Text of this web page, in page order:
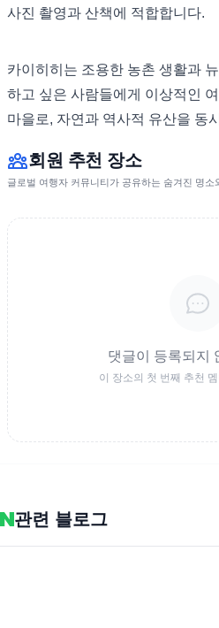
사진 촬영과 산책에 적합합니다.
카이히히는 조용한 농촌 생활과
하고 싶은 사람들에게 이상적인
마을로, 자연과 역사적 유산을 동
회원 추천 장소
글로벌 여행자 커뮤니티가 공유하는 숨겨진 명소
댓글이 등록되지
이 장소의 첫 번째 추천
관련 블로그